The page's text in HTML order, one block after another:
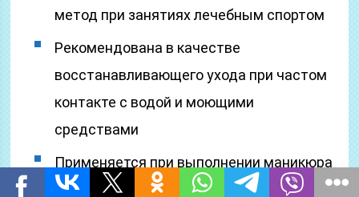
метод при занятиях лечебным спортом
Рекомендована в качестве
восстанавливающего ухода при частом
контакте с водой и моющими
средствами
Применяется при выполнении маникюра
и педикюра в спа-салонах